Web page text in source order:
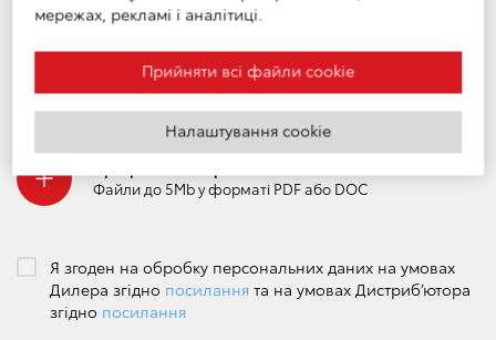
Номер телефону*
Файли до 5Mb у форматі PDF або DOC
Я згоден на обробку персональних даних на умовах
Дилера згідно посилання та на умовах Дистриб’ютора
згідно посилання
мережах, рекламі і аналітиці.
Прийняти всі файли сookie
Налаштування cookie